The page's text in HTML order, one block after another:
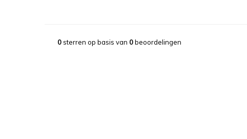
0sterren op basis van 0beoordelingen